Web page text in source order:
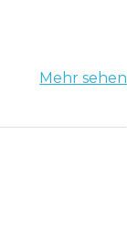
Mehr sehen